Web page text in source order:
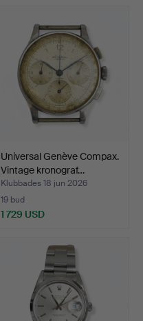
Universal Genève Compax.
Vintage kronograf…
Klubbades 18 jun 2026
19 bud
1 729 USD